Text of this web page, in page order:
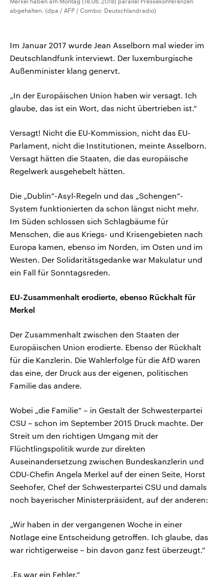
abgehalten. (dpa / AFP / Combo: Deutschlandradio)
Im Januar 2017 wurde Jean Asselborn mal wieder im
Deutschlandfunk interviewt. Der luxemburgische
Außenminister klang genervt.
„In der Europäischen Union haben wir versagt. Ich
glaube, das ist ein Wort, das nicht übertrieben ist.“
Versagt! Nicht die EU-Kommission, nicht das EU-
Parlament, nicht die Institutionen, meinte Asselborn.
Versagt hätten die Staaten, die das europäische
Regelwerk ausgehebelt hätten.
Die „Dublin“-Asyl-Regeln und das „Schengen“-
System funktionierten da schon längst nicht mehr.
Im Süden schlossen sich Schlagbäume für
Menschen, die aus Kriegs- und Krisengebieten nach
Europa kamen, ebenso im Norden, im Osten und im
Westen. Der Solidaritätsgedanke war Makulatur und
ein Fall für Sonntagsreden.
EU-Zusammenhalt erodierte, ebenso Rückhalt für
Merkel
Der Zusammenhalt zwischen den Staaten der
Europäischen Union erodierte. Ebenso der Rückhalt
für die Kanzlerin. Die Wahlerfolge für die AfD waren
das eine, der Druck aus der eigenen, politischen
Familie das andere.
Wobei „die Familie“ – in Gestalt der Schwesterpartei
CSU – schon im September 2015 Druck machte. Der
Streit um den richtigen Umgang mit der
Flüchtlingspolitik wurde zur direkten
Auseinandersetzung zwischen Bundeskanzlerin und
CDU-Chefin Angela Merkel auf der einen Seite, Horst
Seehofer, Chef der Schwesterpartei CSU und damals
noch bayerischer Ministerpräsident, auf der anderen:
„Wir haben in der vergangenen Woche in einer
Notlage eine Entscheidung getroffen. Ich glaube, das
war richtigerweise – bin davon ganz fest überzeugt.“
„Es war ein Fehler.“